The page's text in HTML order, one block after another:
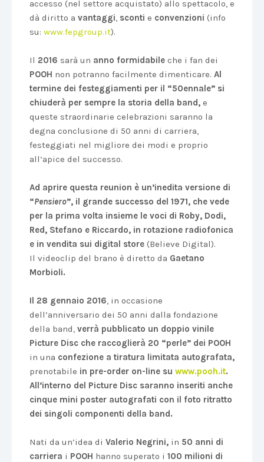
accesso (nel settore acquistato) allo spettacolo, e
dà diritto a vantaggi, sconti e convenzioni (info
su: www.fepgroup.it).
Il 2016 sarà un anno formidabile che i fan dei
POOH non potranno facilmente dimenticare. Al
termine dei festeggiamenti per il “50ennale” si
chiuderà per sempre la storia della band, e
queste straordinarie celebrazioni saranno la
degna conclusione di 50 anni di carriera,
festeggiati nel migliore dei modi e proprio
all’apice del successo.
Ad aprire questa reunion è un’inedita versione di
“Pensiero”, il grande successo del 1971, che vede
per la prima volta insieme le voci di Roby, Dodi,
Red, Stefano e Riccardo, in rotazione radiofonica
e in vendita sui digital store (Believe Digital).
Il videoclip del brano è diretto da Gaetano
Morbioli.
Il 28 gennaio 2016, in occasione
dell’anniversario dei 50 anni dalla fondazione
della band, verrà pubblicato un doppio vinile
Picture Disc che raccoglierà 20 “perle” dei POOH
in una confezione a tiratura limitata autografata,
prenotabile in pre-order on-line su www.pooh.it.
All’interno del Picture Disc saranno inseriti anche
cinque mini poster autografati con il foto ritratto
dei singoli componenti della band.
Nati da un’idea di Valerio Negrini, in 50 anni di
carriera i POOH hanno superato i 100 milioni di